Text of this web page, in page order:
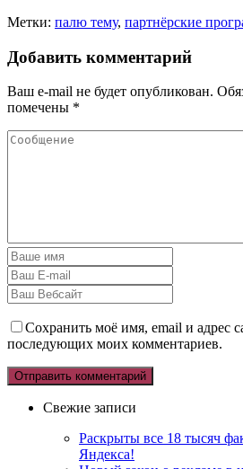
Метки: палю тему, партнёрские
Добавить комментарий
Ваш e-mail не будет опубликован.
помечены *
Сохранить моё имя, email и адрес
последующих моих комментариев.
Свежие записи
Раскрыты все 18 тысяч
Яндекса!